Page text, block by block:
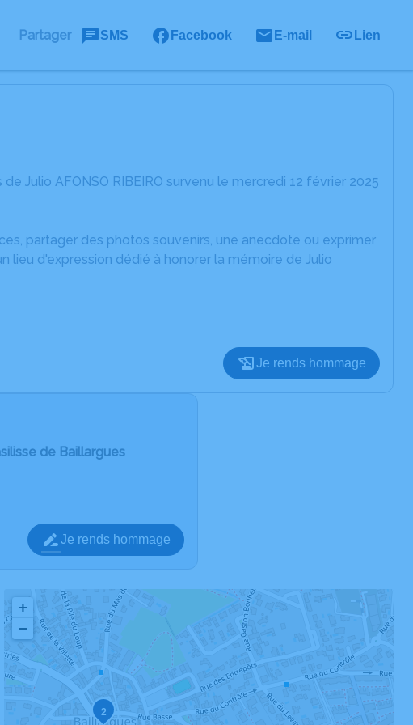
Partager SMS Facebook E-mail Lien
Julio AFONSO RIBEIRO survenu le mercredi 12 février 2025
partager des photos souvenirs, une anecdote ou exprimer
d'expression dédié à honorer la mémoire de Julio
Je rends hommage
de Baillargues
Je rends hommage
2
+
−